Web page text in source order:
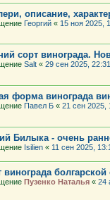
описание,
Георгий « 15 ноя 2025,
сорт винограда.
Salt « 29 сен 2025, 22:31
форма винограда
Павел Б « 21 сен 2025,
Билыка - очень
Isilien « 11 сен 2025,
винограда болгарской
Пузенко Наталья « 24